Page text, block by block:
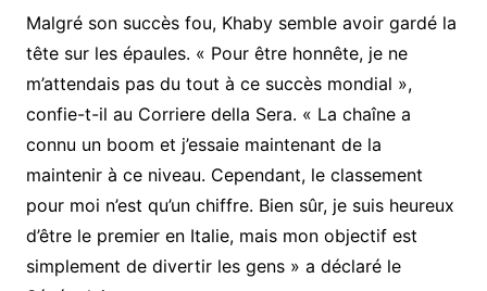
Malgré son succès fou, Khaby semble avoir gardé la
tête sur les épaules. « Pour être honnête, je ne
m’attendais pas du tout à ce succès mondial »,
confie-t-il au Corriere della Sera. « La chaîne a
connu un boom et j’essaie maintenant de la
maintenir à ce niveau. Cependant, le classement
pour moi n’est qu’un chiffre. Bien sûr, je suis heureux
d’être le premier en Italie, mais mon objectif est
simplement de divertir les gens » a déclaré le